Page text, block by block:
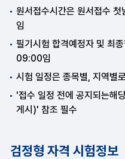
원서접수시간은 원서접수
임
필기시험 합격예정자 및 최
09:00임
시험 일정은 종목별, 지역별
'접수 일정 전에 공지되는해
게시)' 참조 필수
검정형 자격 시험정보